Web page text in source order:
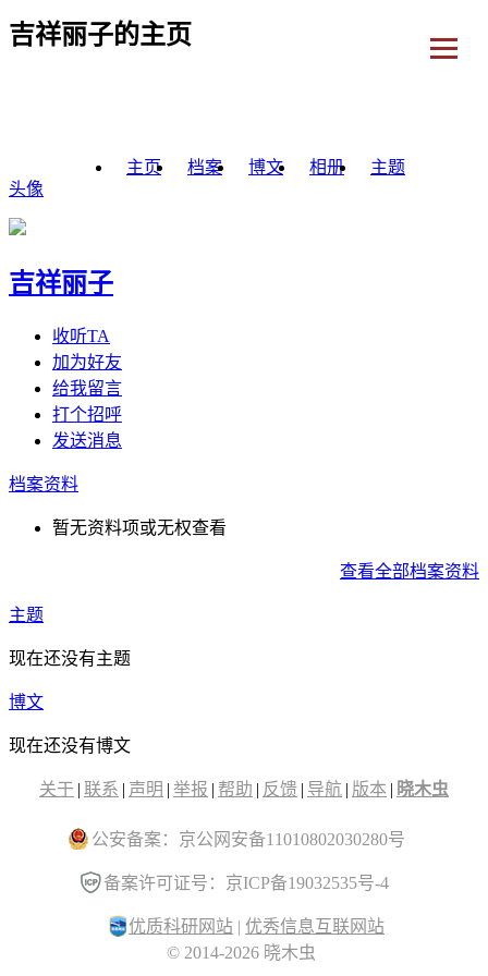
吉祥丽子的主页
主页 档案 博文 相册
主题
头像
吉祥丽子
收听TA
加为好友
给我留言
打个招呼
发送消息
档案资料
暂无资料项或无权查看
查看全部档案资料
主题
现在还没有主题
博文
现在还没有博文
关于 | 联系 | 声明 | 举报 | 帮助 | 反馈 | 导航 | 版本 | 晓木虫
公安备案：京公网安备11010802030280号
备案许可证号：京ICP备19032535号-4
优质科研网站 | 优秀信息互联网站
© 2014-2026 晓木虫